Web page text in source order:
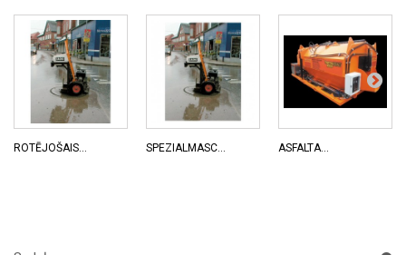
ROTĒJOŠAIS... SPEZIALMASC... ASFALTA...